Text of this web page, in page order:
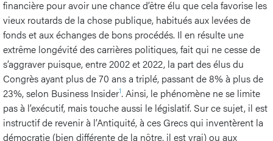
financière pour avoir une chance d’être élu que cela favorise les
vieux routards de la chose publique, habitués aux levées de
fonds et aux échanges de bons procédés. Il en résulte une
extrême longévité des carrières politiques, fait qui ne cesse de
s’aggraver puisque, entre 2002 et 2022, la part des élus du
Congrès ayant plus de 70 ans a triplé, passant de 8% à plus de
23%, selon Business Insider1. Ainsi, le phénomène ne se limite
pas à l’exécutif, mais touche aussi le législatif. Sur ce sujet, il est
instructif de revenir à l’Antiquité, à ces Grecs qui inventèrent la
démocratie (bien différente de la nôtre, il est vrai) ou aux